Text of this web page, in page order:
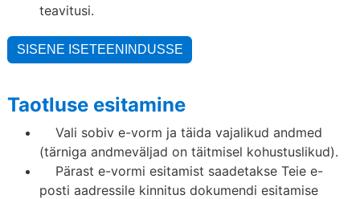
teavitusi.
Taotluse esitamine
Vali sobiv e-vorm ja täida vajalikud andmed
(tärniga andmeväljad on täitmisel kohustuslikud).
Pärast e-vormi esitamist saadetakse Teie e-
posti aadressile kinnitus dokumendi esitamise